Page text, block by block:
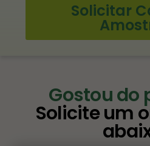
Solicitar
Gostou do
Solicite um